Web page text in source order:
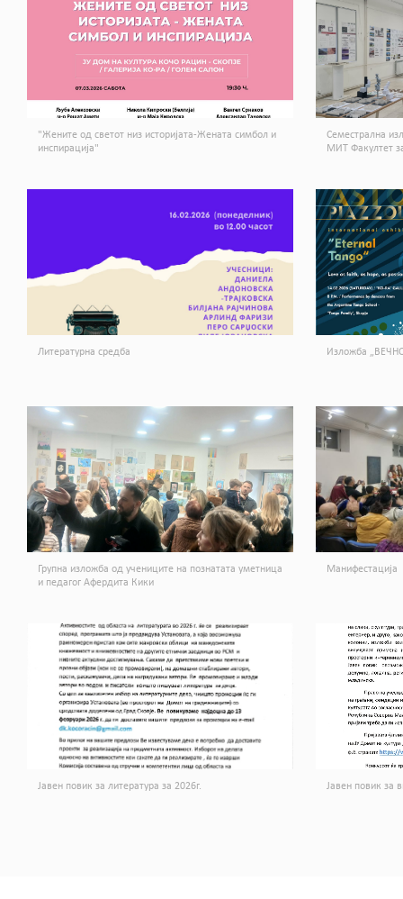
"Жените од светот низ историјата-Жената симбол и
инспирација"
Семестрална
МИТ Факултет
Литературна средба Изложба
Групна изложба од учениците на познатата уметница
и педагог Афердита Кики
Манифестација
Јавен повик за литература за 2026г. Јавен повик за